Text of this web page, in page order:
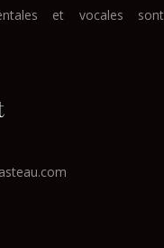
et vocales sont